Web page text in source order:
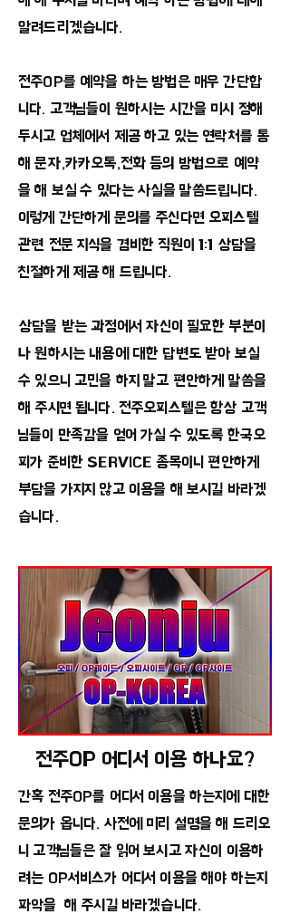
알려드리겠습니다.
전주OP를 예약을 하는 방법은 매우 간단합
니다. 고객님들이 원하시는 시간을 미시 정해
두시고 업체에서 제공 하고 있는 연락처를 통
해 문자,카카오톡,전화 등의 방법으로 예약
을 해 보실 수 있다는 사실을 말씀드립니다.
이렇게 간단하게 문의를 주신다면 오피스텔
관련 전문 지식을 겸비한 직원이 1:1 상담을
친절하게 제공 해 드립니다.
​상담을 받는 과정에서 자신이 필요한 부분이
나 원하시는 내용에 대한 답변도 받아 보실
수 있으니 고민을 하지 말고 편안하게 말씀을
해 주시면 됩니다. 전주오피스텔은 항상 고객
님들이 만족감을 얻어 가실 수 있도록 한국오
피가 준비한 SERVICE 종목이니 편안하게
부담을 가지지 않고 이용을 해 보시길 바라겠
습니다.
전주OP 어디서 이용 하나요?
간혹 전주OP를 어디서 이용을 하는지에 대한
문의가 옵니다. 사전에 미리 설명을 해 드리오
니 고객님들은 잘 읽어 보시고 자신이 이용하
려는 OP서비스가 어디서 이용을 해야 하는지
파악을 해 주시길 바라겠습니다.